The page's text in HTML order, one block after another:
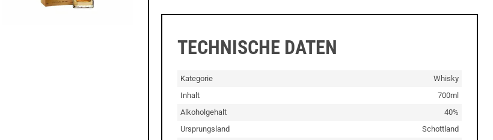
TECHNISCHE DATEN
Kategorie
Whisky
Inhalt
700ml
Alkoholgehalt
40%
Ursprungsland
Schottland